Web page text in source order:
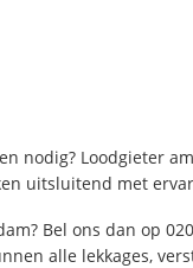
nodig? Loodgieter
uitsluitend met
Bel ons dan op
alle lekkages,